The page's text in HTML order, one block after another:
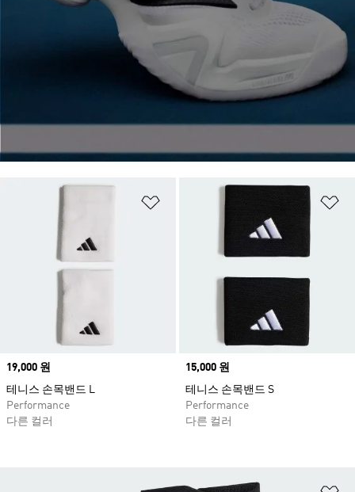
Price
19,000 원
테니스 손목밴드 L
Performance
다른 컬러
Price
15,000 원
테니스 손목밴드 S
Performance
다른 컬러